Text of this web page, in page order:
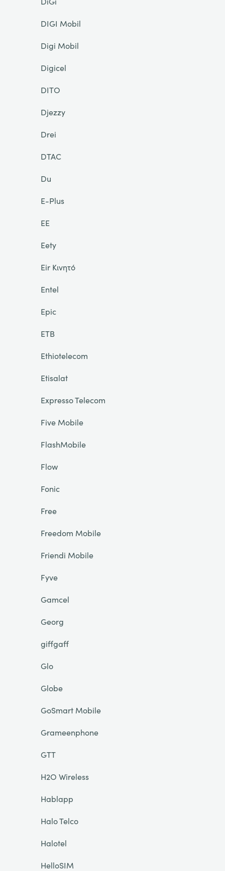
DIGI Mobil
Digi Mobil
Digicel
DITO
Djezzy
Drei
DTAC
Du
E-Plus
EE
Eety
Eir Κινητό
Entel
Epic
ETB
Ethiotelecom
Etisalat
Expresso Telecom
Five Mobile
FlashMobile
Flow
Fonic
Free
Freedom Mobile
Friendi Mobile
Fyve
Gamcel
Georg
giffgaff
Glo
Globe
GoSmart Mobile
Grameenphone
GTT
H2O Wireless
Hablapp
Halo Telco
Halotel
HelloSIM